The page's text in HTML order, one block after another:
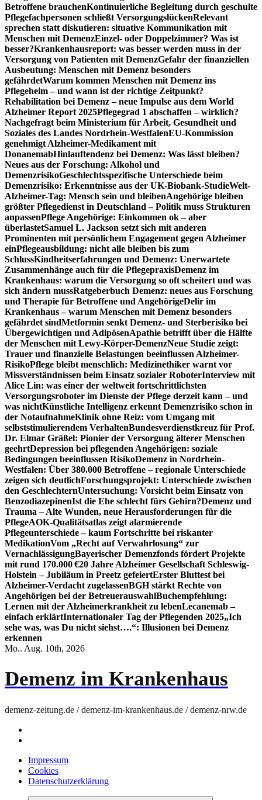
Betroffene brauchenKontinuierliche Begleitung durch geschulte
Pflegefachpersonen schließt VersorgungslückenRelevant
sprechen statt diskutieren: situative Kommunikation mit
Menschen mit DemenzEinzel- oder Doppelzimmer? Was ist
besser?Krankenhausreport: was besser werden muss in der
Versorgung von Patienten mit DemenzGefahr der finanziellen
Ausbeutung: Menschen mit Demenz besonders
gefährdetWarum kommen Menschen mit Demenz ins
Pflegeheim – und wann ist der richtige Zeitpunkt?
Rehabilitation bei Demenz – neue Impulse aus dem World
Alzheimer Report 2025Pflegegrad 1 abschaffen – wirklich?
Nachgefragt beim Ministerium für Arbeit, Gesundheit und
Soziales des Landes Nordrhein-WestfalenEU-Kommission
genehmigt Alzheimer-Medikament mit
DonanemabHinlauftendenz bei Demenz: Was lässt bleiben?
Neues aus der Forschung: Alkohol und
DemenzrisikoGeschlechtsspezifische Unterschiede beim
Demenzrisiko: Erkenntnisse aus der UK-Biobank-StudieWelt-
Alzheimer-Tag: Mensch sein und bleibenAngehörige bleiben
größter Pflegedienst in Deutschland – Politik muss Strukturen
anpassenPflege Angehörige: Einkommen ok – aber
überlastetSamuel L. Jackson setzt sich mit anderen
Prominenten mit persönlichem Engagement gegen Alzheimer
einPflegeausbildung: nicht alle bleiben bis zum
SchlussKindheitserfahrungen und Demenz: Unerwartete
Zusammenhänge auch für die PflegepraxisDemenz im
Krankenhaus: warum die Versorgung so oft scheitert und was
sich ändern mussRatgeberbuch Demenz: neues aus Forschung
und Therapie für Betroffene und AngehörigeDelir im
Krankenhaus – warum Menschen mit Demenz besonders
gefährdet sindMetformin senkt Demenz- und Sterberisiko bei
Übergewichtigen und AdipösenApathie betrifft über die Hälfte
der Menschen mit Lewy-Körper-DemenzNeue Studie zeigt:
Trauer und finanzielle Belastungen beeinflussen Alzheimer-
RisikoPflege bleibt menschlich: Medizinethiker warnt vor
Missverständnissen beim Einsatz sozialer RoboterInterview mit
Alice Lin: was einer der weltweit fortschrittlichsten
Versorgungsroboter im Dienste der Pflege derzeit kann – und
was nichtKünstliche Intelligenz erkennt Demenzrisiko schon in
der NotaufnahmeKlinik ohne Reiz: vom Umgang mit
selbststimulierendem VerhaltenBundesverdienstkreuz für Prof.
Dr. Elmar Gräßel: Pionier der Versorgung älterer Menschen
geehrtDepression bei pflegenden Angehörigen: soziale
Bedingungen beeinflussen RisikoDemenz in Nordrhein-
Westfalen: Über 380.000 Betroffene – regionale Unterschiede
zeigen sich deutlichForschungsprojekt: Unterschiede zwischen
den GeschlechternUntersuchung: Vorsicht beim Einsatz von
BenzodiazepinenIst die Ehe schlecht fürs Gehirn?Demenz und
Trauma – Alte Wunden, neue Herausforderungen für die
PflegeAOK-Qualitätsatlas zeigt alarmierende
Pflegeunterschiede – kaum Fortschritte bei riskanter
MedikationVom „Recht auf Verwahrlosung“ zur
VernachlässigungBayerischer Demenzfonds fördert Projekte
mit rund 170.000 €20 Jahre Alzheimer Gesellschaft Schleswig-
Holstein – Jubiläum in Preetz gefeiertErster Bluttest bei
Alzheimer-Verdacht zugelassenBGH stärkt Rechte von
Angehörigen bei der BetreuerauswahlBuchempfehlung:
Lernen mit der Alzheimerkrankheit zu lebenLecanemab –
einfach erklärtInternationaler Tag der Pflegenden 2025„Ich
sehe was, was Du nicht siehst….“: Illusionen bei Demenz
erkennen
Mo.. Aug. 10th, 2026
Demenz im Krankenhaus
demenz-zeitung.de / demenz-im-krankenhaus.de / demenz-nrw.de
Impressum
Cookies
Datenschutzerklärung